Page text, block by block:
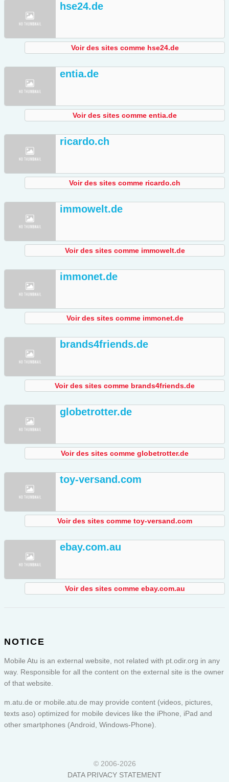
hse24.de
Voir des sites comme hse24.de
entia.de
Voir des sites comme entia.de
ricardo.ch
Voir des sites comme ricardo.ch
immowelt.de
Voir des sites comme immowelt.de
immonet.de
Voir des sites comme immonet.de
brands4friends.de
Voir des sites comme brands4friends.de
globetrotter.de
Voir des sites comme globetrotter.de
toy-versand.com
Voir des sites comme toy-versand.com
ebay.com.au
Voir des sites comme ebay.com.au
NOTICE
Mobile Atu is an external website, not related with pt.odir.org in any
way. Responsible for all the content on the external site is the owner
of that website.
m.atu.de or mobile.atu.de may provide content (videos, pictures,
texts aso) optimized for mobile devices like the iPhone, iPad and
other smartphones (Android, Windows-Phone).
© 2006-2026
DATA PRIVACY STATEMENT